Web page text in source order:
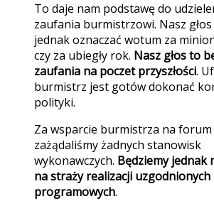
To daje nam podstawę do
zaufania burmistrzowi. Nasz
jednak oznaczać wotum za
czy za ubiegły rok. Nasz głos to
zaufania na poczet przyszłości.
burmistrz jest gotów dokonać
polityki.
Za wsparcie burmistrza na forum
zażądaliśmy żadnych stanowisk
wykonawczych. Będziemy jednak
na straży realizacji
programowych.